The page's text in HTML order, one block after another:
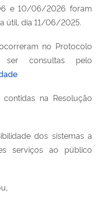
e 10/06/2026 foram
útil, dia 11/06/2025.
no Protocolo
consultas pelo
na Resolução
dos sistemas a
serviços ao público